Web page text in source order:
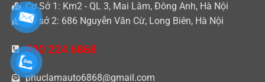
Cơ Sở 1: Km2 - QL 3, Mai Lâm, Đông Anh, Hà Nội
Cơ sở 2: 686 Nguyễn Văn Cừ, Long Biên, Hà Nội
090 224 6868
phuclamauto6868@gmail.com